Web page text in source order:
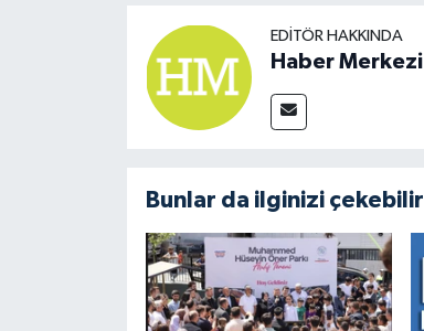
EDITÖR HAKKINDA
Haber Merkezi
Bunlar da ilginizi çekebilir